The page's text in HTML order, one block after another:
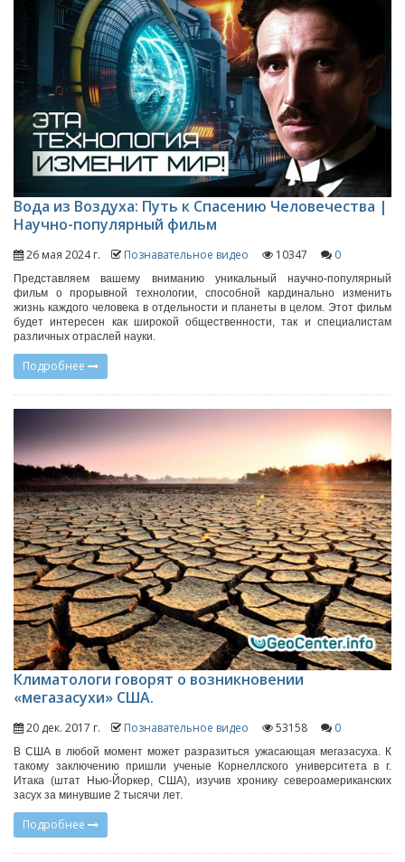
Вода из Воздуха: Путь к Спасению Человечества |
Научно-популярный фильм
26 мая 2024 г. Познавательное видео 10347 0
Представляем вашему вниманию уникальный научно-популярный
фильм о прорывной технологии, способной кардинально изменить
жизнь каждого человека в отдельности и планеты в целом. Этот фильм
будет интересен как широкой общественности, так и специалистам
различных отраслей науки.
Подробнее
Климатологи говорят о возникновении
«мегазасухи» США.
20 дек. 2017 г. Познавательное видео 53158 0
В США в любой момент может разразиться ужасающая мегазасуха. К
такому заключению пришли ученые Корнеллского университета в г.
Итака (штат Нью-Йоркер, США), изучив хронику североамериканских
засух за минувшие 2 тысячи лет.
Подробнее